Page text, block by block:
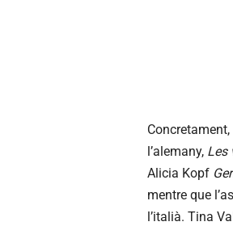
l’alemany, Les
Alicia Kopf
mentre que
l’italià. Tina